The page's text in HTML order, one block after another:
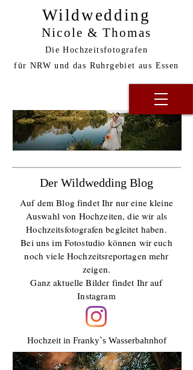
Wildwedding
Nicole & Thomas
Die Hochzeitsfotografen
für NRW und das Ruhrgebiet aus Essen
Der Wildwedding Blog
Auf dem Blog findet Ihr nur eine kleine
Auswahl von Hochzeiten, die wir als
Hochzeitsfotografen begleitet haben.
Bei uns im Fotostudio können wir euch
noch viele Hochzeitsreportagen mehr
zeigen.
Ganz aktuelle Bilder findet Ihr auf
Instagram
Hochzeit in Franky`s Wasserbahnhof